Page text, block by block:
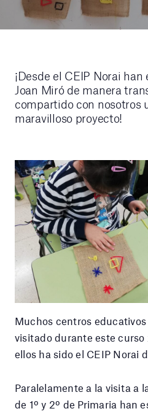
¡Desde el CEIP Norai
Joan Miró de manera
compartido con nosotros
maravilloso proyecto!
Muchos centros educativos
visitado durante este
ellos ha sido el CEIP Norai
Paralelamente a la visita a
de 1º y 2º de Primaria han